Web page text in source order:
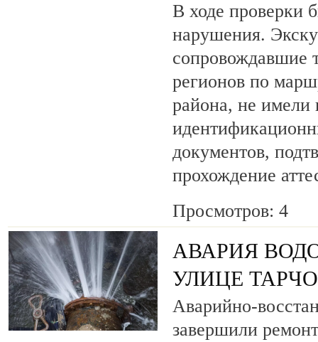
В ходе проверки
нарушения.
сопровождавшие
регионов по
района, не имели
документов,
прохождение
Просмотров: 4
АВАРИЯ
УЛИЦЕ
Аварийно-
завершили